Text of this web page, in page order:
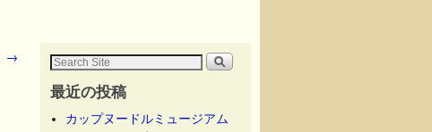
→
最近の投稿
カップヌードルミュージアム